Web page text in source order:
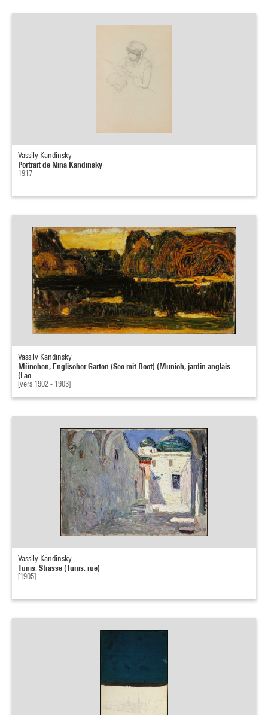
Vassily Kandinsky
Portrait de Nina Kandinsky
1917
Vassily Kandinsky
München, Englischer Garten (See mit Boot) (Munich, jardin anglais
(Lac...
[vers 1902 - 1903]
Vassily Kandinsky
Tunis, Strasse (Tunis, rue)
[1905]